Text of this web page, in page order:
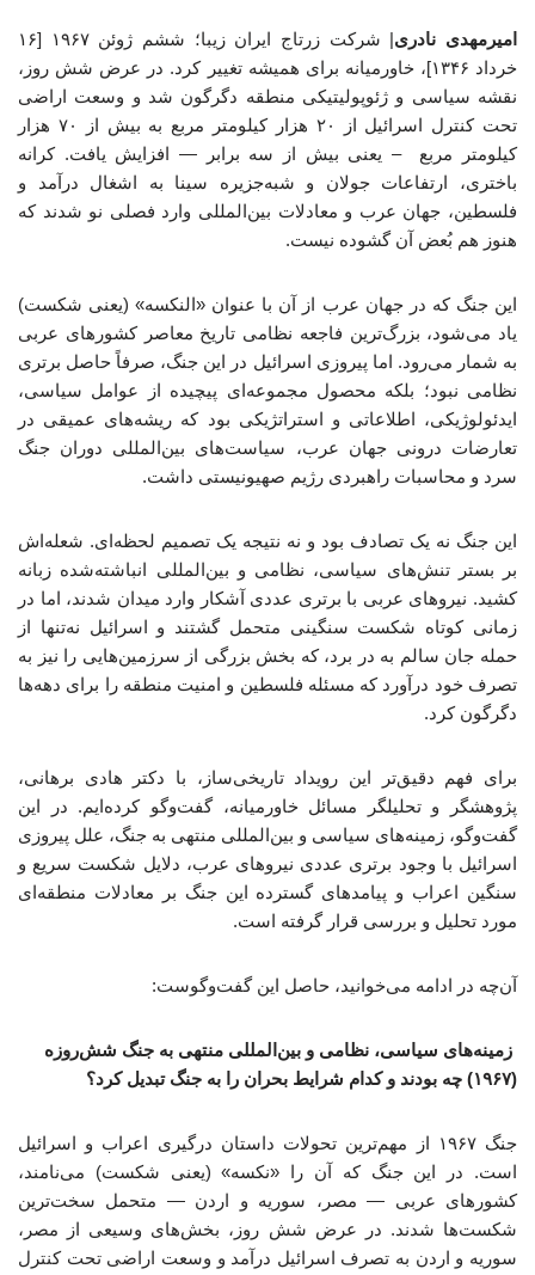
امیرمهدی نادری
| شرکت زرتاج ایران زیبا؛ ششم ژوئن ۱۹۶۷ [۱۶
خرداد ۱۳۴۶]، خاورمیانه برای همیشه تغییر کرد. در عرض شش روز،
نقشه سیاسی و ژئوپولیتیکی منطقه دگرگون شد و وسعت اراضی
تحت کنترل اسرائیل از ۲۰ هزار کیلومتر مربع به بیش از ۷۰ هزار
کیلومتر مربع – یعنی بیش از سه برابر — افزایش یافت. کرانه
باختری، ارتفاعات جولان و شبه‌جزیره سینا به اشغال درآمد و
فلسطین، جهان عرب و معادلات بین‌المللی وارد فصلی نو شدند که
هنوز هم بُعض آن گشوده نیست.
این جنگ که در جهان عرب از آن با عنوان «النکسه» (یعنی شکست)
یاد می‌شود، بزرگ‌ترین فاجعه نظامی تاریخ معاصر کشورهای عربی
به شمار می‌رود. اما پیروزی اسرائیل در این جنگ، صرفاً حاصل برتری
نظامی نبود؛ بلکه محصول مجموعه‌ای پیچیده از عوامل سیاسی،
ایدئولوژیکی، اطلاعاتی و استراتژیکی بود که ریشه‌های عمیقی در
تعارضات درونی جهان عرب، سیاست‌های بین‌المللی دوران جنگ
سرد و محاسبات راهبردی رژیم صهیونیستی داشت.
این جنگ نه یک تصادف بود و نه نتیجه یک تصمیم لحظه‌ای. شعله‌اش
بر بستر تنش‌های سیاسی، نظامی و بین‌المللی انباشته‌شده زبانه
کشید. نیروهای عربی با برتری عددی آشکار وارد میدان شدند، اما در
زمانی کوتاه شکست سنگینی متحمل گشتند و اسرائیل نه‌تنها از
حمله جان سالم به در برد، که بخش بزرگی از سرزمین‌هایی را نیز به
تصرف خود درآورد که مسئله فلسطین و امنیت منطقه را برای دهه‌ها
دگرگون کرد.
برای فهم دقیق‌تر این رویداد تاریخی‌ساز، با دکتر هادی برهانی،
پژوهشگر و تحلیلگر مسائل خاورمیانه، گفت‌وگو کرده‌ایم. در این
گفت‌وگو، زمینه‌های سیاسی و بین‌المللی منتهی به جنگ، علل پیروزی
اسرائیل با وجود برتری عددی نیروهای عرب، دلایل شکست سریع و
سنگین اعراب و پیامدهای گسترده این جنگ بر معادلات منطقه‌ای
مورد تحلیل و بررسی قرار گرفته است.
آن‌چه در ادامه می‌خوانید، حاصل این گفت‌وگوست:
زمینه‌های سیاسی، نظامی و بین‌المللی منتهی به جنگ شش‌روزه
(۱۹۶۷) چه بودند و کدام شرایط بحران را به جنگ تبدیل کرد؟
جنگ ۱۹۶۷ از مهم‌ترین تحولات داستان درگیری اعراب و اسرائیل
است. در این جنگ که آن را «نکسه» (یعنی شکست) می‌نامند،
کشورهای عربی — مصر، سوریه و اردن — متحمل سخت‌ترین
شکست‌ها شدند. در عرض شش روز، بخش‌های وسیعی از مصر،
سوریه و اردن به تصرف اسرائیل درآمد و وسعت اراضی تحت کنترل